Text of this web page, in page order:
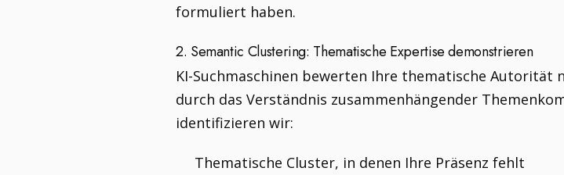
formuliert haben.
2. Semantic Clustering: Thematische Expertise demonstrieren
KI-Suchmaschinen bewerten Ihre thematische Autorität
durch das Verständnis zusammenhängender
identifizieren wir:
Thematische Cluster, in denen Ihre Präsenz fehlt